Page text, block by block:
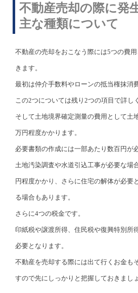
不動産売却の際に発
主な種類について
不動産の売却をおこなう際には5つの費
きます。
最初は仲介手数料やローンの抵当権抹消
この2つについては残り2つの項目で詳し
そして土地境界確定測量の費用として土
万円程度かかります。
必要書類の作成には一部あたり数百円が
土地汚染調査や水道引込工事が必要な場
円程度かかり、さらに住宅の解体が必要
る場合もあります。
さらに4つの税金です。
印紙税や譲渡所得、住民税や復興特別所
必要となります。
不動産を売却する際には出て行くお金も
すので先にしっかりと把握しておきましょ